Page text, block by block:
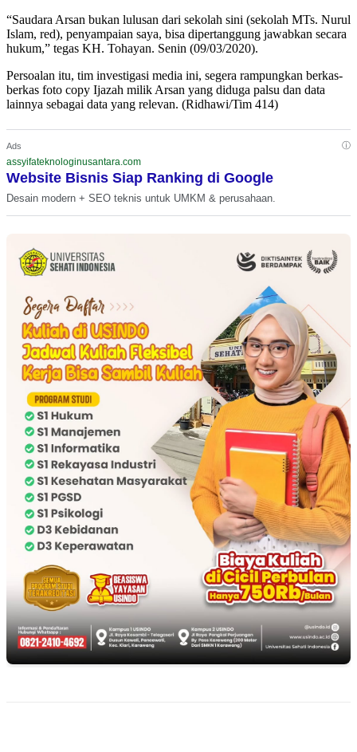
“Saudara Arsan bukan lulusan dari sekolah sini (sekolah MTs. Nurul
Islam, red), penyampaian saya, bisa dipertanggung jawabkan secara
hukum,” tegas KH. Tohayan. Senin (09/03/2020).
Persoalan itu, tim investigasi media ini, segera rampungkan berkas-
berkas foto copy Ijazah milik Arsan yang diduga palsu dan data
lainnya sebagai data yang relevan. (Ridhawi/Tim 414)
Ads ⓘ
assyifateknologinusantara.com
Website Bisnis Siap Ranking di Google
Desain modern + SEO teknis untuk UMKM & perusahaan.